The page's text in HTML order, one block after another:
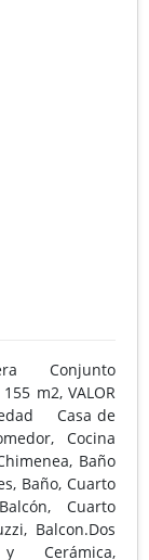
Conjunto
m2, VALOR
Casa de
Cocina
Baño
Baño, Cuarto
Cuarto
Balcon.Dos
Cerámica,